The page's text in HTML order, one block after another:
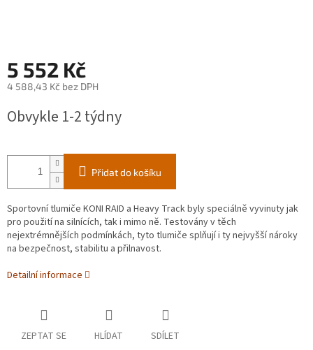
5 552 Kč
4 588,43 Kč bez DPH
cena:
Obvykle 1-2 týdny
Přidat do košíku
Sportovní tlumiče KONI RAID a Heavy Track byly speciálně vyvinuty jak
pro použití na silnících, tak i mimo ně. Testovány v těch
nejextrémnějších podmínkách, tyto tlumiče splňují i ty nejvyšší nároky
na bezpečnost, stabilitu a přilnavost.
Detailní informace
ZEPTAT SE HLÍDAT SDÍLET